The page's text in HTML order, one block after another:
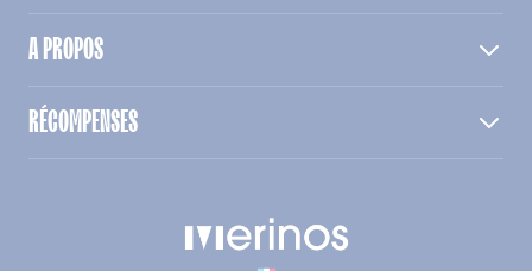
A PROPOS
RÉCOMPENSES